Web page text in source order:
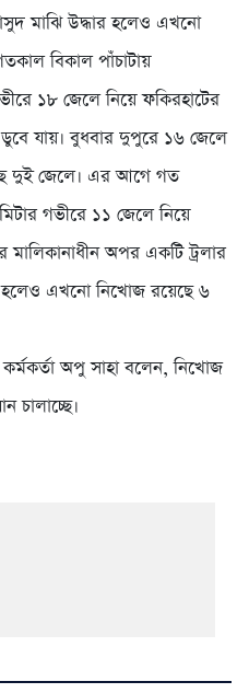
মাঝি উদ্ধার হলেও এখনো
বিকাল পাঁচাটায়
১৮ জেলে নিয়ে ফকিরহাটের
যায়। বুধবার দুপুরে ১৬ জেলে
দুই জেলে। এর আগে গত
গভীরে ১১ জেলে নিয়ে
মালিকানাধীন অপর একটি ট্রলার
হলেও এখনো নিখোজ রয়েছে ৬
অপু সাহা বলেন, নিখোজ
চালাচ্ছে।